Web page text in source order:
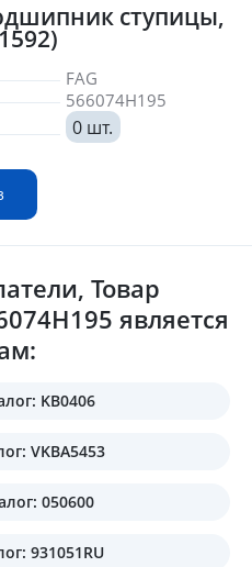
ступицы,
FAG
566074H195
0 шт.
Товар
является
KB0406
VKBA5453
050600
931051RU